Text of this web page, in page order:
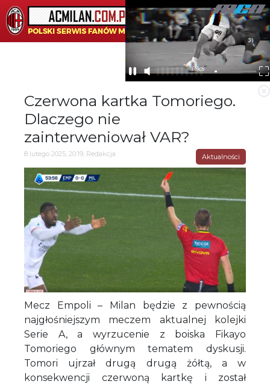
☰
Czerwona kartka Tomoriego.
Dlaczego nie
zainterweniował VAR?
8 lutego 2025, 20:19, Redakcja Aktualności
Mecz Empoli – Milan będzie z pewnością
najgłośniejszym meczem aktualnej kolejki
Serie A, a wyrzucenie z boiska Fikayo
Tomoriego głównym tematem dyskusji.
Tomori ujrzał drugą drugą żółtą, a w
konsekwencji czerwoną kartkę i został